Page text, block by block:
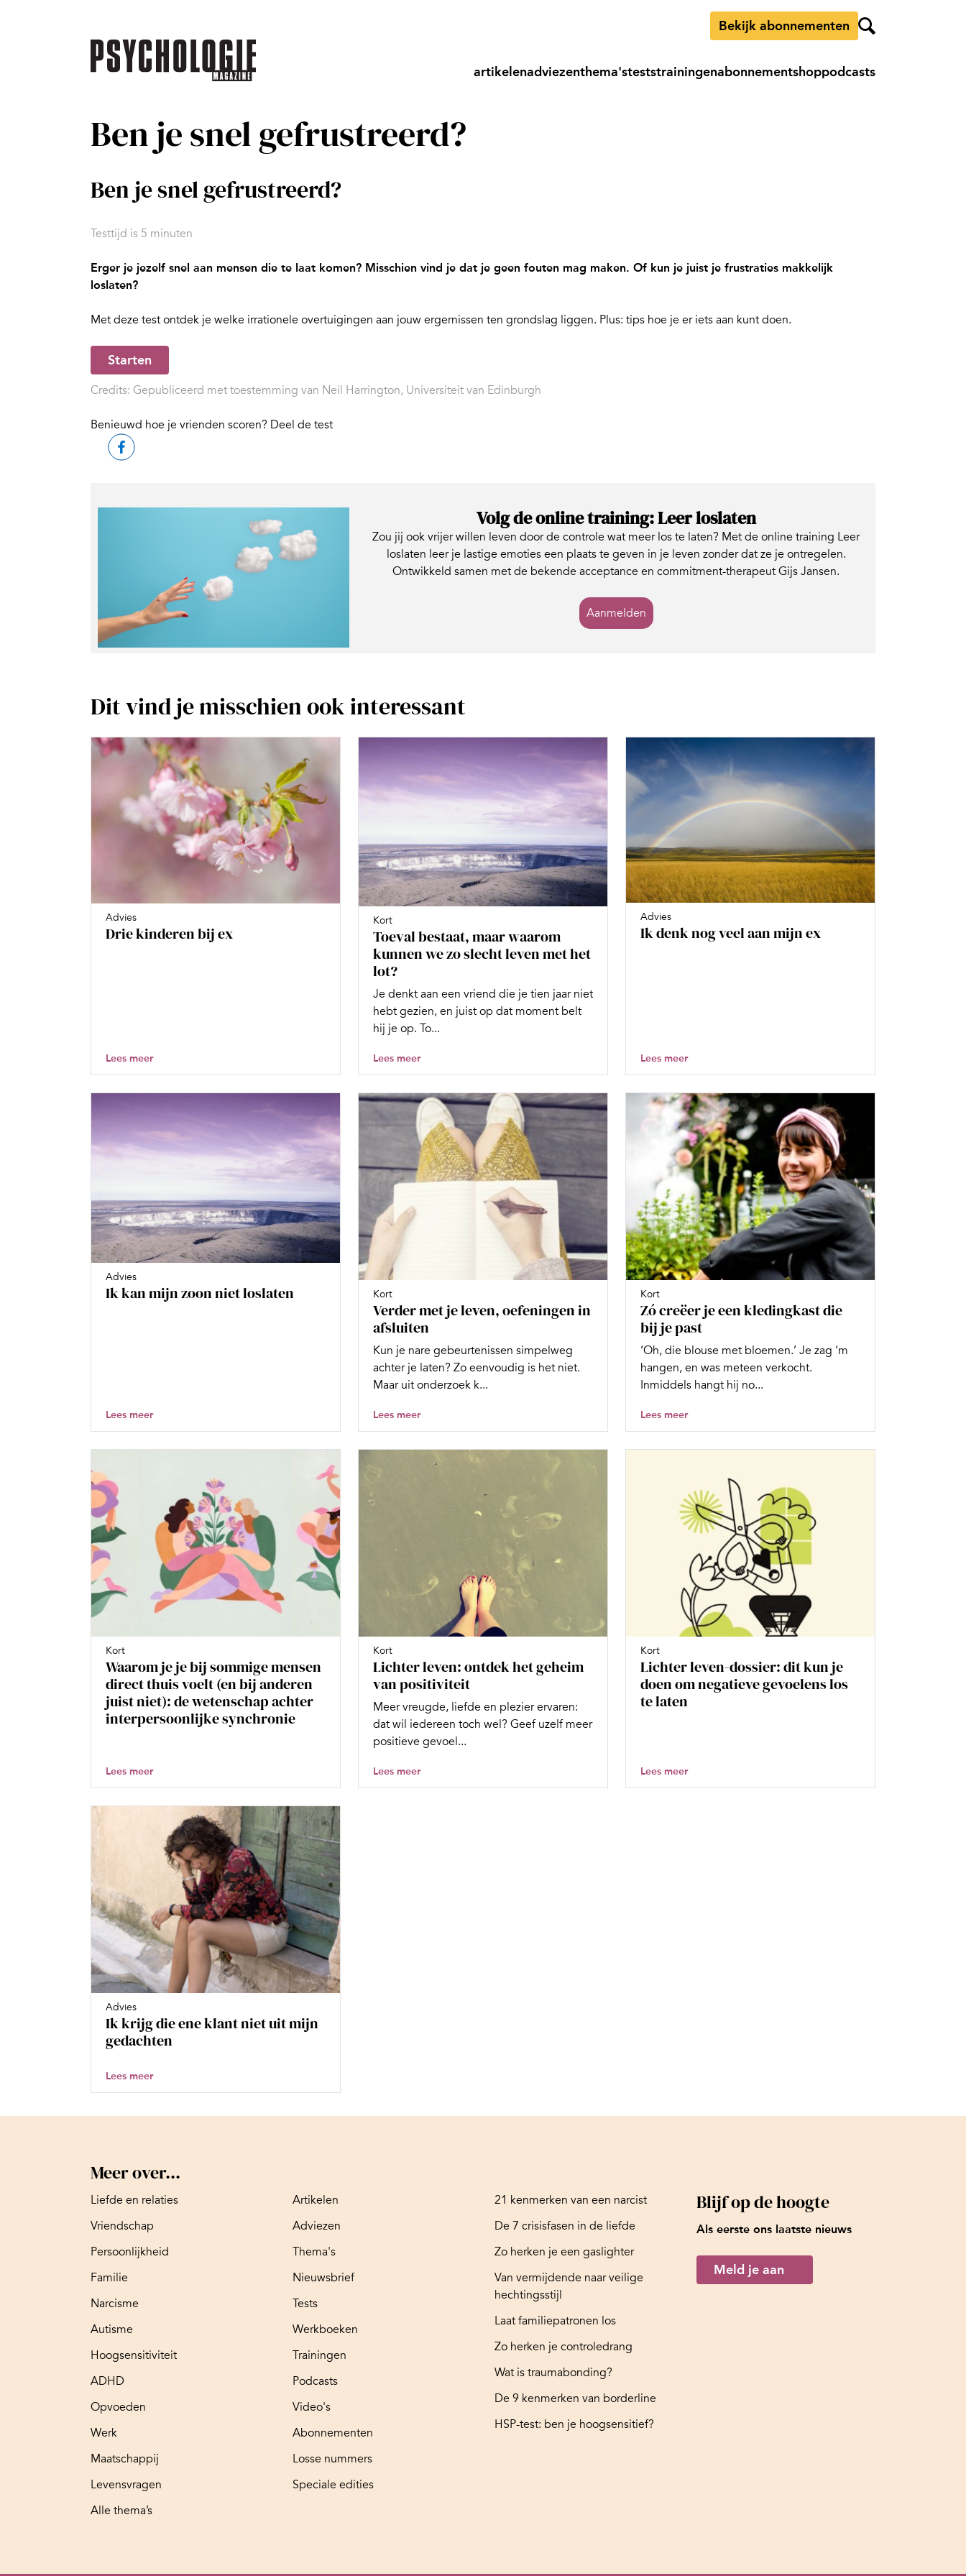
Bekijk abonnementen
artikelenadviezenthema'steststrainingenabonnementshoppodcasts
Ben je snel gefrustreerd?
Ben je snel gefrustreerd?
Testtijd is 5 minuten
Erger je jezelf snel aan mensen die te laat komen? Misschien vind je dat je geen fouten mag maken. Of kun je juist je frustraties makkelijk
loslaten?
Met deze test ontdek je welke irrationele overtuigingen aan jouw ergernissen ten grondslag liggen. Plus: tips hoe je er iets aan kunt doen.
Starten
Credits: Gepubliceerd met toestemming van Neil Harrington, Universiteit van Edinburgh
Benieuwd hoe je vrienden scoren? Deel de test
Volg de online training: Leer loslaten
Zou jij ook vrijer willen leven door de controle wat meer los te laten? Met de online training Leer
loslaten leer je lastige emoties een plaats te geven in je leven zonder dat ze je ontregelen.
Ontwikkeld samen met de bekende acceptance en commitment-therapeut Gijs Jansen.
Aanmelden
Dit vind je misschien ook interessant
Advies
Drie kinderen bij ex
Lees meer
Kort
Toeval bestaat, maar waarom
kunnen we zo slecht leven met het
lot?
Je denkt aan een vriend die je tien jaar niet
hebt gezien, en juist op dat moment belt
hij je op. To...
Lees meer
Advies
Ik denk nog veel aan mijn ex
Lees meer
Advies
Ik kan mijn zoon niet loslaten
Lees meer
Kort
Verder met je leven, oefeningen in
afsluiten
Kun je nare gebeurtenissen simpelweg
achter je laten? Zo eenvoudig is het niet.
Maar uit onderzoek k...
Lees meer
Kort
Zó creëer je een kledingkast die
bij je past
‘Oh, die blouse met bloemen.’ Je zag ‘m
hangen, en was meteen verkocht.
Inmiddels hangt hij no...
Lees meer
Kort
Waarom je je bij sommige mensen
direct thuis voelt (en bij anderen
juist niet): de wetenschap achter
interpersoonlijke synchronie
Lees meer
Kort
Lichter leven: ontdek het geheim
van positiviteit
Meer vreugde, liefde en plezier ervaren:
dat wil iedereen toch wel? Geef uzelf meer
positieve gevoel...
Lees meer
Kort
Lichter leven-dossier: dit kun je
doen om negatieve gevoelens los
te laten
Lees meer
Advies
Ik krijg die ene klant niet uit mijn
gedachten
Lees meer
Meer over...
Liefde en relaties
Vriendschap
Persoonlijkheid
Familie
Narcisme
Autisme
Hoogsensitiviteit
ADHD
Opvoeden
Werk
Maatschappij
Levensvragen
Alle thema’s
Artikelen
Adviezen
Thema's
Nieuwsbrief
Tests
Werkboeken
Trainingen
Podcasts
Video's
Abonnementen
Losse nummers
Speciale edities
21 kenmerken van een narcist
De 7 crisisfasen in de liefde
Zo herken je een gaslighter
Van vermijdende naar veilige
hechtingsstijl
Laat familiepatronen los
Zo herken je controledrang
Wat is traumabonding?
De 9 kenmerken van borderline
HSP-test: ben je hoogsensitief?
Blijf op de hoogte
Als eerste ons laatste nieuws
Meld je aan